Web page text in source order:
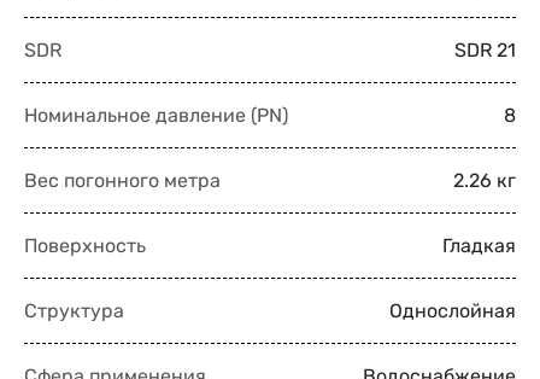
SDR SDR 21
Номинальное давление (PN) 8
Вес погонного метра 2.26 кг
Поверхность Гладкая
Структура Однослойная